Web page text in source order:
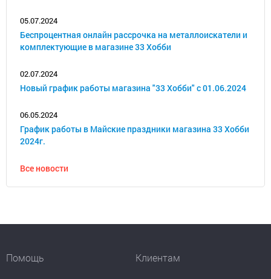
05.07.2024
Беспроцентная онлайн рассрочка на металлоискатели и
комплектующие в магазине 33 Хобби
02.07.2024
Новый график работы магазина "33 Хобби" с 01.06.2024
06.05.2024
График работы в Майские праздники магазина 33 Хобби
2024г.
Все новости
Помощь Клиентам